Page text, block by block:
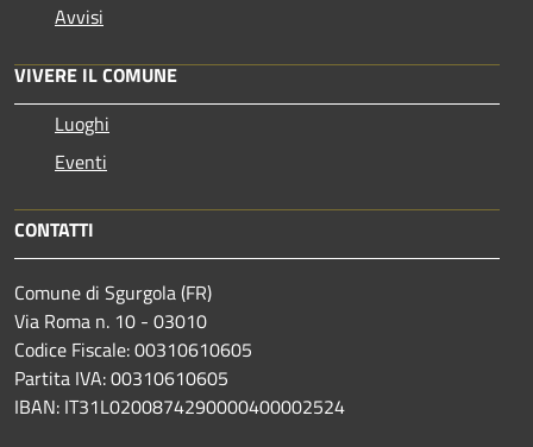
Avvisi
VIVERE IL COMUNE
Luoghi
Eventi
CONTATTI
Comune di Sgurgola (FR)
Via Roma n. 10 - 03010
Codice Fiscale: 00310610605
Partita IVA: 00310610605
IBAN: IT31L0200874290000400002524